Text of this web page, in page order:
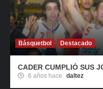
Básquetbol Destacado
CADER CUMPLIÓ SUS
6 años hace daltez